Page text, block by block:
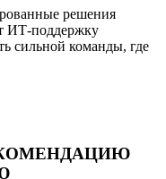
решения
ИТ-поддержку
сильной команды, где